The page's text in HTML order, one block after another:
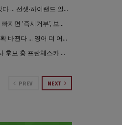
칙필레마저 문 닫았다 … 선셋·하이랜드 일대 ‘황량한 거리’로
[이민] 영주권 서류 빠지면 ‘즉시거부’, 보완기회 없다 … 이민심사 8월부터 확 바뀐다
[이민]시민권 시험 확 바뀐다 … 영어 더 어렵게, 민간시험 도입 추진
트럼프, 한인 주지사 후보 홍 프란체스카 정조준 … “미치광이다”
PREV NEXT